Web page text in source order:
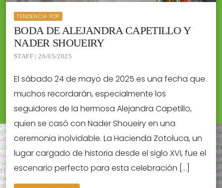
TENDENCIA POP
BODA DE ALEJANDRA CAPETILLO Y
NADER SHOUEIRY
STAFF | 26/05/2025
El sábado 24 de mayo de 2025 es una fecha que
muchos recordarán, especialmente los
seguidores de la hermosa Alejandra Capetillo,
quien se casó con Nader Shoueiry en una
ceremonia inolvidable. La Hacienda Zotoluca, un
lugar cargado de historia desde el siglo XVI, fue el
escenario perfecto para esta celebración […]